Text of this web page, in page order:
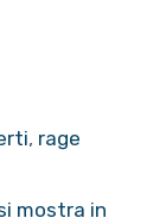
, rage
mostra in